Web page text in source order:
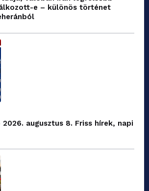
e – különös történet
2026. augusztus 8. Friss hírek, napi